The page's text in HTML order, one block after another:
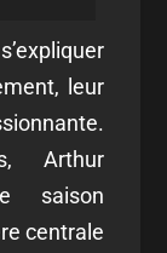
leur
Arthur
saison
centrale